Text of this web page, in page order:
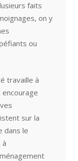
faits
on y
ou
travaille à
sur la
dans le
à